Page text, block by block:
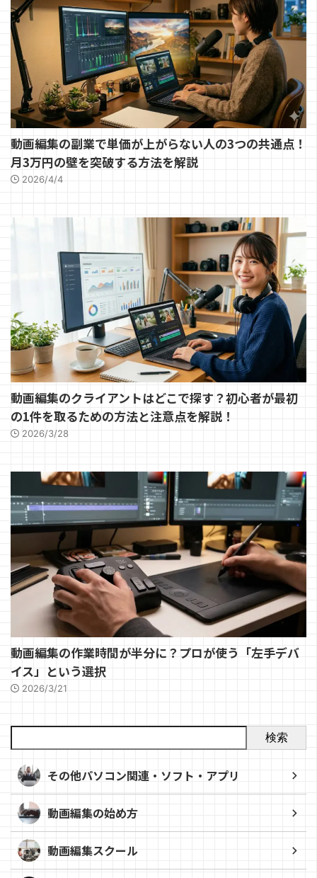
動画編集の副業で単価が上がらない人の3つの共通点！
月3万円の壁を突破する方法を解説
2026/4/4
動画編集のクライアントはどこで探す？初心者が最初
の1件を取るための方法と注意点を解説！
2026/3/28
動画編集の作業時間が半分に？プロが使う「左手デバ
イス」という選択
2026/3/21
検索
その他パソコン関連・ソフト・アプリ
動画編集の始め方
動画編集スクール